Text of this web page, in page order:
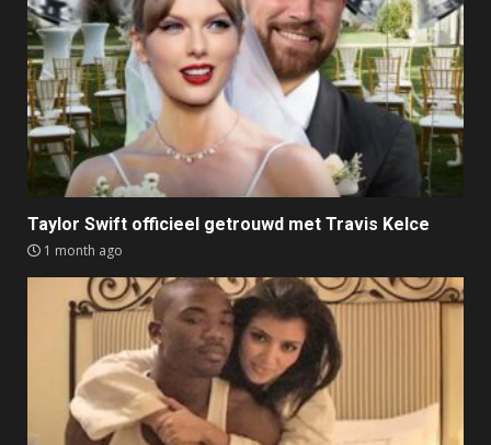
Taylor Swift officieel getrouwd met Travis Kelce
1 month ago